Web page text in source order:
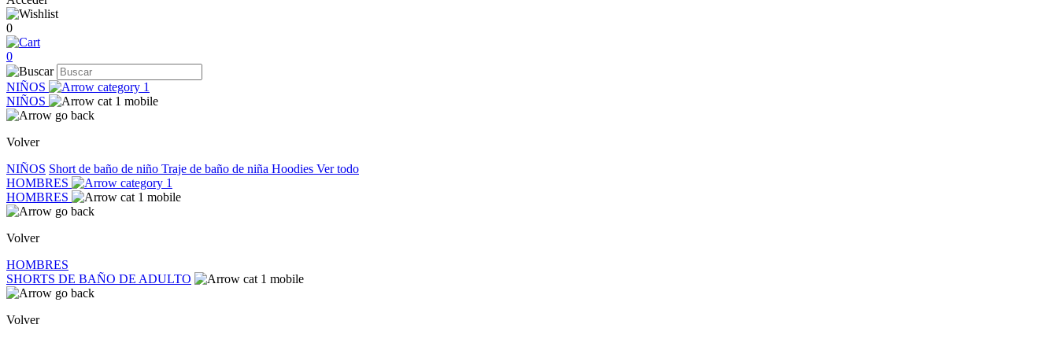
0
0
NIÑOS
NIÑOS
Volver
NIÑOS Short de baño de niño Traje de baño de niña Hoodies Ver todo
HOMBRES
HOMBRES
Volver
HOMBRES
SHORTS DE BAÑO DE ADULTO
Volver